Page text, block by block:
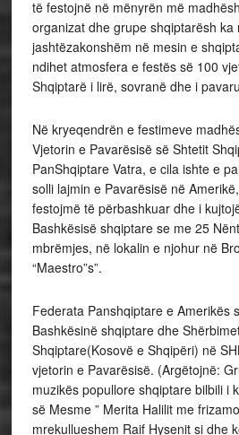
të festojnë në mënyrën më
organizat dhe grupe shqiptarësh ka
jashtëzakonshëm në mesin e
ndihet atmosfera e festës së 100
Shqiptarë i lirë, sovranë dhe i
Në kryeqendrën e festimeve
Vjetorin e Pavarësisë së Shtetit
PanShqiptare Vatra, e cila ishte e
solli lajmin e Pavarësisë në
festojmë të përbashkuar dhe i
Bashkësisë shqiptare se me 25
mbrëmjes, në lokalin e njohur në
“Maestro”s”.
Federata Panshqiptare e Amerikës
Bashkësinë shqiptare dhe
Shqiptare(Kosovë e Shqipëri) në
vjetorin e Pavarësisë. (Argëtojnë:
muzikës popullore shqiptare bilbili i
së Mesme ” Merita Halilit me
mrekullueshem Raif Hysenit si dhe